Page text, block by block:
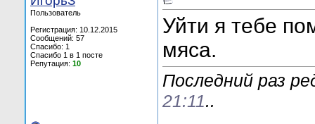
Пользователь
Регистрация: 10.12.2015
Сообщений: 57
Спасибо: 1
Спасибо 1 в 1 посте
Репутация: 10
Уйти я тебе
мяса.
Последний раз
21:11..